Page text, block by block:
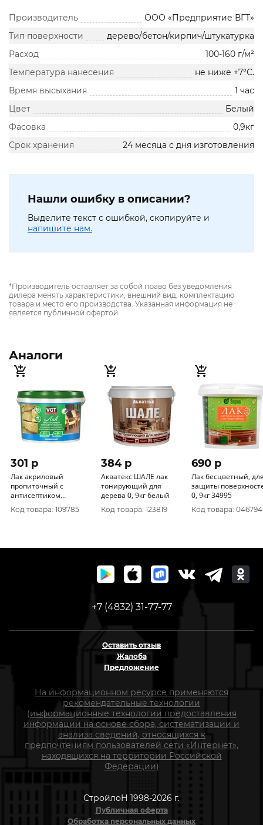
Производитель
ООО «Предприятие ВГТ»
Тип поверхности
дерево/бетон/кирпич/штукатурка
Расход
100-160 г/м²
Температура нанесения
не ниже +7°С.
Время высыхания
1 час
Цвет
Белый
Фасовка
0,9кг
Срок хранения
24 месяца с дня изготовления
Нашли ошибку в описании?
Выделите текст с ошибкой, скопируйте и
напишите нам.
*Производитель оставляет за собой право без уведомления
дилера менять характеристики, внешний вид, комплектацию
товара и место его производства. Указанная информация не
является публичной офертой
Аналоги
301 p
Лак акриловый
пропиточный с
антисептиком
бесцветный 0, 9 кг
ВГТ/6
Код товара: 109785
384 p
Акватекс ШАЛЕ лак
тонирующий для
дерева 0, 9кг белый
Код товара: 123819
690 p
Лак бесцветный, для
защиты
0, 9кг 34995
Код товара: 046794
+7 (4832) 31-77-77
Оставить отзыв
Жалоба
Предложение
На информационном ресурсе применяются
рекомендательные технологии
(информационные технологии предоставления
информации на основе сбора, систематизации и
анализа сведений, относящихся к
предпочтениям пользователей сети «Интернет»,
находящихся на территории Российской
Федерации)
СтройлоН 1998-2026 г.
Публичная оферта
Обработка персональных данных